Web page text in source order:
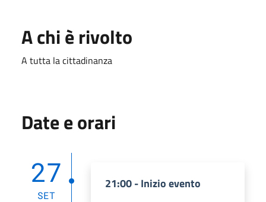
A chi è rivolto
A tutta la cittadinanza
Date e orari
27
SET
21:00 - Inizio evento